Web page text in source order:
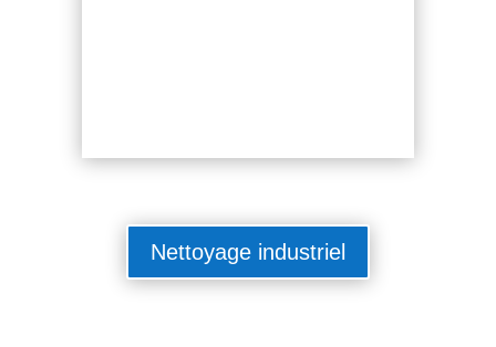
Nettoyage industriel